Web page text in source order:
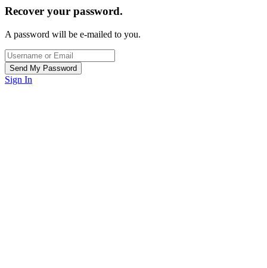
Recover your password.
A password will be e-mailed to you.
Sign In